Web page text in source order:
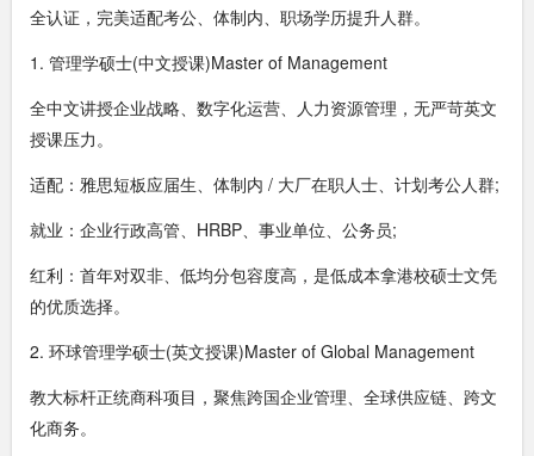
全认证，完美适配考公、体制内、职场学历提升人群。
1. 管理学硕士(中文授课)Master of Management
全中文讲授企业战略、数字化运营、人力资源管理，无严苛英文
授课压力。
适配：雅思短板应届生、体制内 / 大厂在职人士、计划考公人群;
就业：企业行政高管、HRBP、事业单位、公务员;
红利：首年对双非、低均分包容度高，是低成本拿港校硕士文凭
的优质选择。
2. 环球管理学硕士(英文授课)Master of Global Management
教大标杆正统商科项目，聚焦跨国企业管理、全球供应链、跨文
化商务。